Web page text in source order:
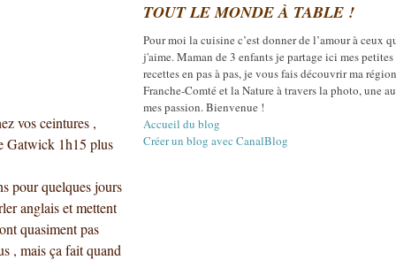
vos ceintures ,
Gatwick 1h15 plus
pour quelques jours
anglais et mettent
quasiment pas
, mais ça fait quand
TOUT LE MONDE À TABLE !
Pour moi la cuisine c’est donner de l’amour à ceux
j'aime. Maman de 3 enfants je partage ici mes petites
recettes en pas à pas, je vous fais découvrir ma
Franche-Comté et la Nature à travers la photo, une
mes passion. Bienvenue !
Accueil du blog
Créer un blog avec CanalBlog